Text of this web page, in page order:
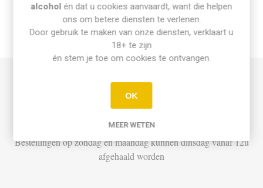
INFO PICK-UP & LEVERING
Di t.e.m. Za: Vandaag besteld vóór 15u = vandaag af te halen
vanaf 16u
Bestellingen op zondag en maandag kunnen dinsdag vanaf 12u
afgehaald worden
alcohol én dat u cookies aanvaardt, want die helpen
ons om betere diensten te verlenen.
Door gebruik te maken van onze diensten, verklaart u
18+ te zijn
én stem je toe om cookies te ontvangen.
OK
MEER WETEN